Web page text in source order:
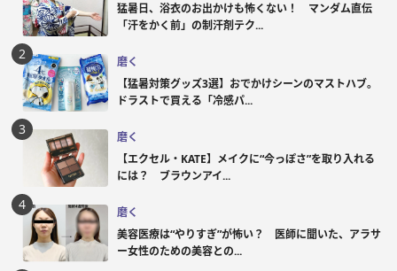
猛暑日、浴衣のお出かけも怖くない！ マンダム直伝
「汗をかく前」の制汗剤テク...
磨く
【猛暑対策グッズ3選】おでかけシーンのマストハブ。
ドラストで買える「冷感パ...
磨く
【エクセル・KATE】メイクに“今っぽさ”を取り入れる
には？ ブラウンアイ...
磨く
美容医療は“やりすぎ”が怖い？ 医師に聞いた、アラサ
ー女性のための美容との...